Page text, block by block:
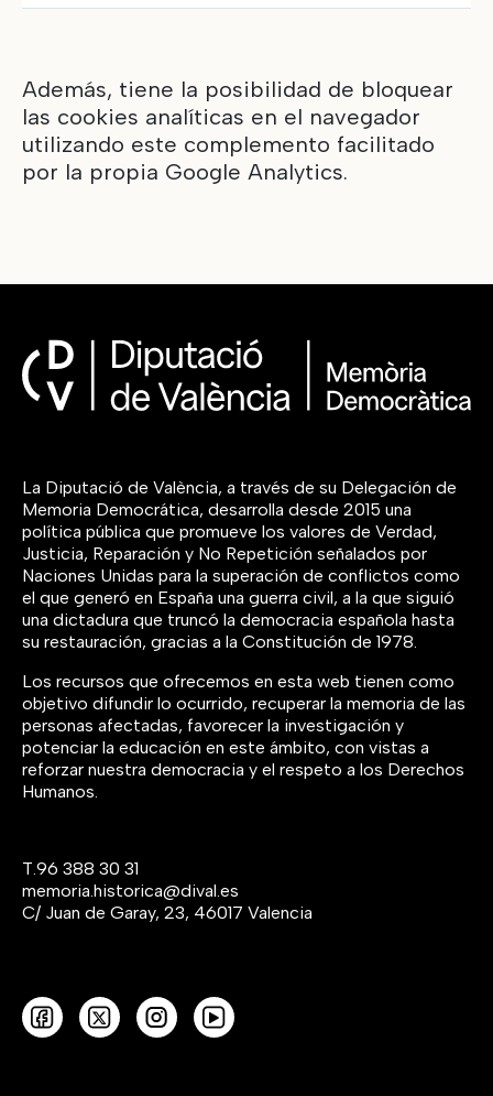
Además, tiene la posibilidad de bloquear
las cookies analíticas en el navegador
utilizando este complemento facilitado
por la propia Google Analytics.
La Diputació de València, a través de su Delegación de
Memoria Democrática, desarrolla desde 2015 una
política pública que promueve los valores de Verdad,
Justicia, Reparación y No Repetición señalados por
Naciones Unidas para la superación de conflictos como
el que generó en España una guerra civil, a la que siguió
una dictadura que truncó la democracia española hasta
su restauración, gracias a la Constitución de 1978.
Los recursos que ofrecemos en esta web tienen como
objetivo difundir lo ocurrido, recuperar la memoria de las
personas afectadas, favorecer la investigación y
potenciar la educación en este ámbito, con vistas a
reforzar nuestra democracia y el respeto a los Derechos
Humanos.
T.96 388 30 31
memoria.historica@dival.es
C/ Juan de Garay, 23, 46017 Valencia